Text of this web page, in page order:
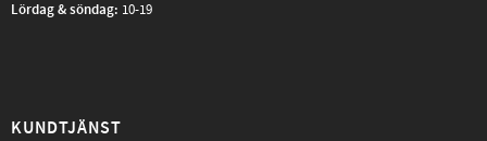
Lördag & söndag: 10-19
KUNDTJÄNST